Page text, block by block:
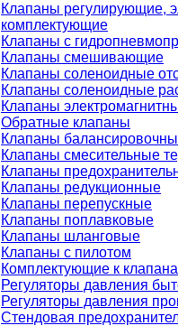
Клапаны регулирующие,
комплектующие
Клапаны с
Клапаны смешивающие
Клапаны соленоидные
Клапаны соленоидные
Клапаны
Обратные клапаны
Клапаны
Клапаны смесительные
Клапаны
Клапаны редукционные
Клапаны перепускные
Клапаны поплавковые
Клапаны шланговые
Клапаны с пилотом
Комплектующие к
Регуляторы давления
Регуляторы давления
Стендовая